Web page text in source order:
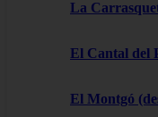
La
El Cantal del
El Montgó